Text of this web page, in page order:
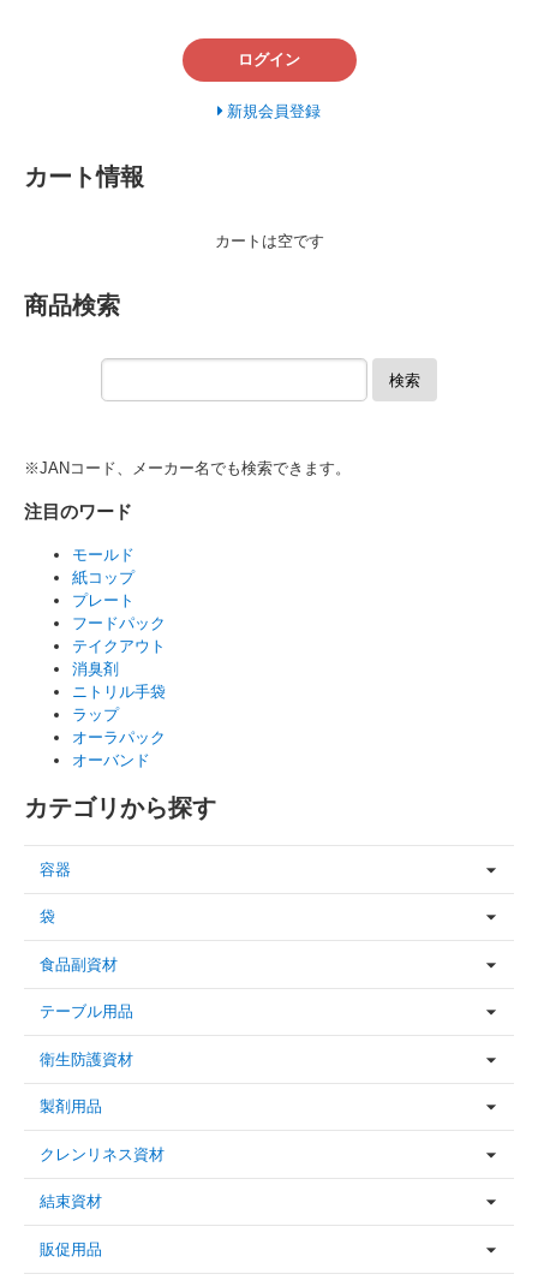
ログイン
新規会員登録
カート情報
カートは空です
商品検索
検索
※JANコード、メーカー名でも検索できます。
注目のワード
モールド
紙コップ
プレート
フードパック
テイクアウト
消臭剤
ニトリル手袋
ラップ
オーラパック
オーバンド
カテゴリから探す
容器
袋
食品副資材
テーブル用品
衛生防護資材
製剤用品
クレンリネス資材
結束資材
販促用品